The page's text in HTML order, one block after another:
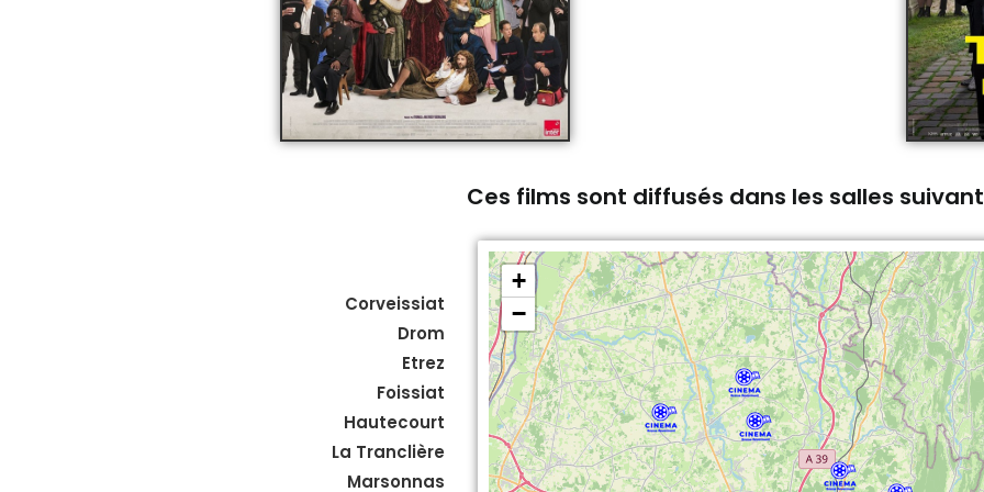
Ces films sont diffusés dans les salles
Corveissiat
Drom
Etrez
Foissiat
Hautecourt
La Tranclière
Marsonnas
+
−